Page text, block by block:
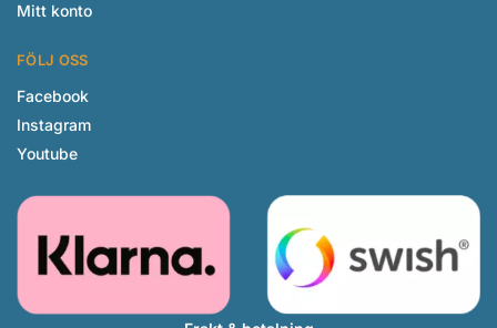
Mitt konto
FÖLJ OSS
Facebook
Instagram
Youtube